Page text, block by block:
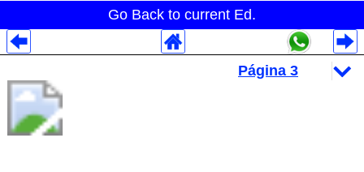
Go Back to current Ed.
Despliegues Analytics
Despliegues Totales
Despliegues por Rubros